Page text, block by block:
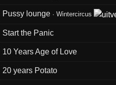
Pussy lounge ·Wintercircus
Start the Panic
10 Years Age of Love
20 years Potato